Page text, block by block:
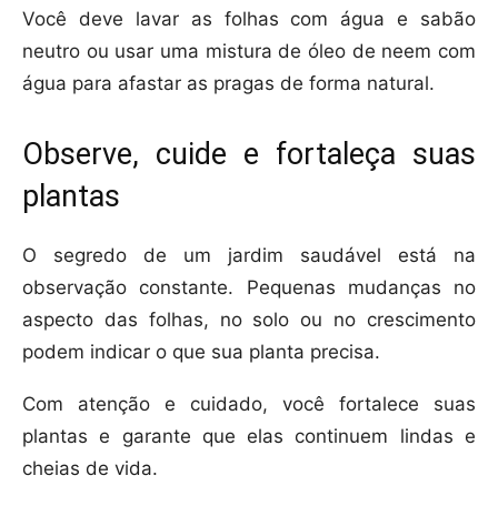
Você deve lavar as folhas com água e sabão
neutro ou usar uma mistura de óleo de neem com
água para afastar as pragas de forma natural.
Observe, cuide e fortaleça suas
plantas
O segredo de um jardim saudável está na
observação constante. Pequenas mudanças no
aspecto das folhas, no solo ou no crescimento
podem indicar o que sua planta precisa.
Com atenção e cuidado, você fortalece suas
plantas e garante que elas continuem lindas e
cheias de vida.